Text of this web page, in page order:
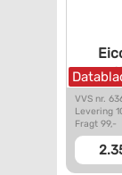
VVS nr.
Levering
Fragt 99,-